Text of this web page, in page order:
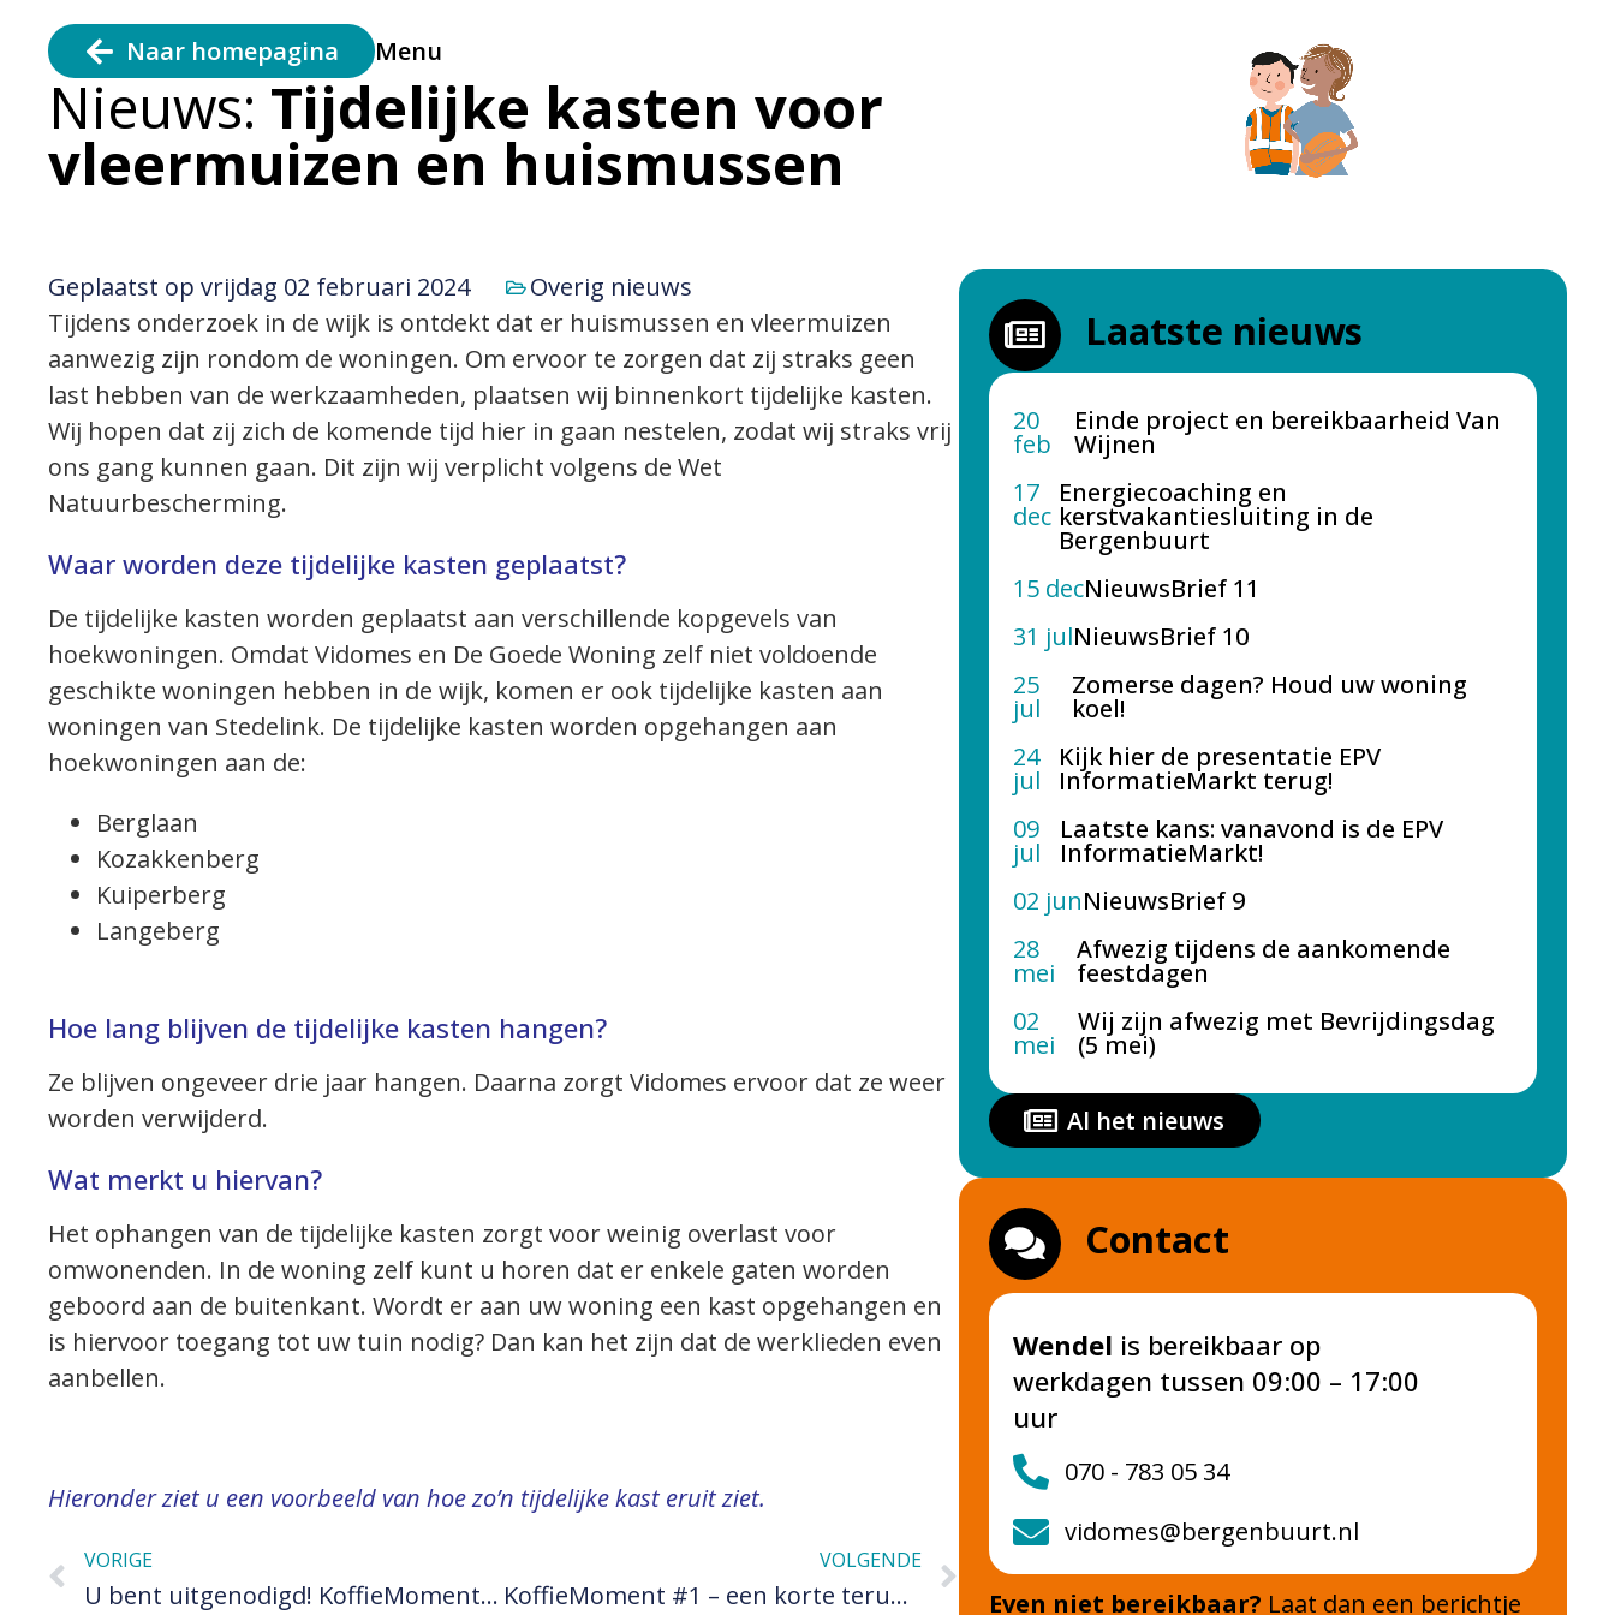
Naar homepagina Menu
Nieuws: Tijdelijke kasten voor
vleermuizen en huismussen
Geplaatst op vrijdag 02 februari 2024
Overig nieuws
Tijdens onderzoek in de wijk is ontdekt dat er huismussen en vleermuizen
aanwezig zijn rondom de woningen. Om ervoor te zorgen dat zij straks geen
last hebben van de werkzaamheden, plaatsen wij binnenkort tijdelijke kasten.
Wij hopen dat zij zich de komende tijd hier in gaan nestelen, zodat wij straks vrij
ons gang kunnen gaan. Dit zijn wij verplicht volgens de Wet
Natuurbescherming.
Waar worden deze tijdelijke kasten geplaatst?
De tijdelijke kasten worden geplaatst aan verschillende kopgevels van
hoekwoningen. Omdat Vidomes en De Goede Woning zelf niet voldoende
geschikte woningen hebben in de wijk, komen er ook tijdelijke kasten aan
woningen van Stedelink. De tijdelijke kasten worden opgehangen aan
hoekwoningen aan de:
Berglaan
Kozakkenberg
Kuiperberg
Langeberg
Hoe lang blijven de tijdelijke kasten hangen?
Ze blijven ongeveer drie jaar hangen. Daarna zorgt Vidomes ervoor dat ze weer
worden verwijderd.
Wat merkt u hiervan?
Het ophangen van de tijdelijke kasten zorgt voor weinig overlast voor
omwonenden. In de woning zelf kunt u horen dat er enkele gaten worden
geboord aan de buitenkant. Wordt er aan uw woning een kast opgehangen en
is hiervoor toegang tot uw tuin nodig? Dan kan het zijn dat de werklieden even
aanbellen.
Hieronder ziet u een voorbeeld van hoe zo’n tijdelijke kast eruit ziet.
VORIGE
U bent uitgenodigd! KoffieMoment #1
VOLGENDE
KoffieMoment #1 – een korte terugblik
Laatste nieuws
20
feb
Einde project en bereikbaarheid Van
Wijnen
17
dec
Energiecoaching en
kerstvakantiesluiting in de
Bergenbuurt
15 decNieuwsBrief 11
31 julNieuwsBrief 10
25
jul
Zomerse dagen? Houd uw woning
koel!
24
jul
Kijk hier de presentatie EPV
InformatieMarkt terug!
09
jul
Laatste kans: vanavond is de EPV
InformatieMarkt!
02 junNieuwsBrief 9
28
mei
Afwezig tijdens de aankomende
feestdagen
02
mei
Wij zijn afwezig met Bevrijdingsdag
(5 mei)
Al het nieuws
Contact
Wendel is bereikbaar op
werkdagen tussen 09:00 – 17:00
uur
070 - 783 05 34
vidomes@bergenbuurt.nl
Even niet bereikbaar? Laat dan een berichtje